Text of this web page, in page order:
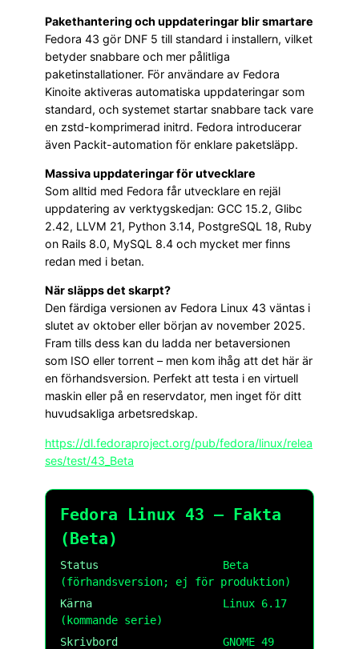
Pakethantering och uppdateringar blir smartare
Fedora 43 gör DNF 5 till standard i installern, vilket
betyder snabbare och mer pålitliga
paketinstallationer. För användare av Fedora
Kinoite aktiveras automatiska uppdateringar som
standard, och systemet startar snabbare tack vare
en zstd-komprimerad initrd. Fedora introducerar
även Packit-automation för enklare paketsläpp.
Massiva uppdateringar för utvecklare
Som alltid med Fedora får utvecklare en rejäl
uppdatering av verktygskedjan: GCC 15.2, Glibc
2.42, LLVM 21, Python 3.14, PostgreSQL 18, Ruby
on Rails 8.0, MySQL 8.4 och mycket mer finns
redan med i betan.
När släpps det skarpt?
Den färdiga versionen av Fedora Linux 43 väntas i
slutet av oktober eller början av november 2025.
Fram tills dess kan du ladda ner betaversionen
som ISO eller torrent – men kom ihåg att det här är
en förhandsversion. Perfekt att testa i en virtuell
maskin eller på en reservdator, men inget för ditt
huvudsakliga arbetsredskap.
https://dl.fedoraproject.org/pub/fedora/linux/relea
ses/test/43_Beta
Fedora Linux 43 — Fakta
(Beta)
Status
Beta
(förhandsversion; ej för produktion)
Kärna
Linux 6.17
(kommande serie)
Skrivbord
GNOME 49